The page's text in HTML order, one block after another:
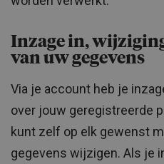
Inzage in,
van uw gegevens
Via je account heb je
over jouw geregistreerde
kunt zelf op elk gewenst
gegevens wijzigen. Als je